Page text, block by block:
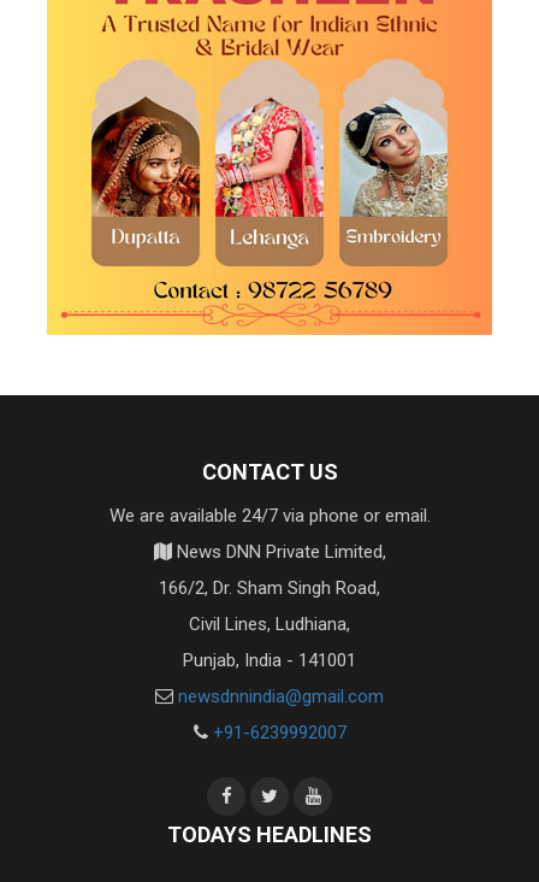
CONTACT US
We are available 24/7 via phone or email.
News DNN Private Limited,
166/2, Dr. Sham Singh Road,
Civil Lines, Ludhiana,
Punjab, India - 141001
newsdnnindia@gmail.com
+91-6239992007
TODAYS HEADLINES